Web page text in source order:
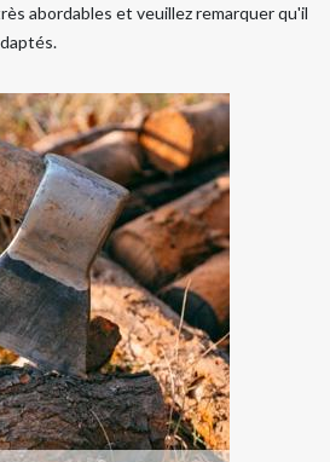
abordables et veuillez remarquer qu'il